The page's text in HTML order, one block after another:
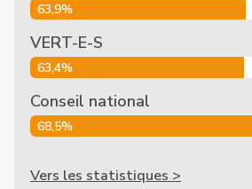
63,9%
VERT-E-S
63,4%
Conseil national
68,5%
Vers les statistiques >